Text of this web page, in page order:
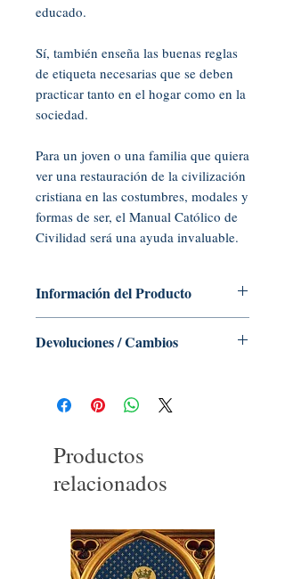
educado.
Sí, también enseña las buenas reglas
de etiqueta necesarias que se deben
practicar tanto en el hogar como en la
sociedad.
Para un joven o una familia que quiera
ver una restauración de la civilización
cristiana en las costumbres, modales y
formas de ser, el Manual Católico de
Civilidad será una ayuda invaluable.
Información del Producto
Editor: Tradition in Action, Inc. (2008)
ISBN-13: 978-0972651684
Devoluciones / Cambios
cambios de libros, folletos, CD o DVD
Productos
relacionados